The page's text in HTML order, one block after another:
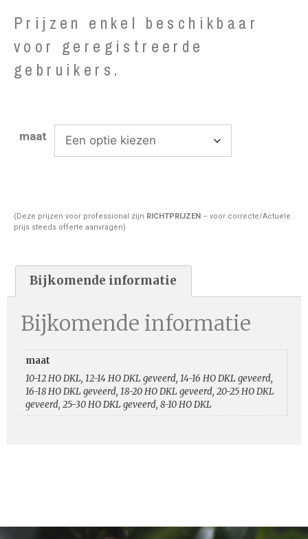
Prijzen enkel beschikbaar
voor geregistreerde
gebruikers.
maat
(Deze prijzen voor professional zijn RICHTPRIJZEN – voor correcte/Actuele
prijs steeds offerte aanvragen)
Bijkomende informatie
Bijkomende informatie
maat
10-12 HO DKL, 12-14 HO DKL geveerd, 14-16 HO DKL geveerd,
16-18 HO DKL geveerd, 18-20 HO DKL geveerd, 20-25 HO DKL
geveerd, 25-30 HO DKL geveerd, 8-10 HO DKL